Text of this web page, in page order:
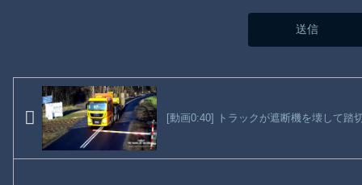
[動画0:40] トラックが遮断機を壊して踏